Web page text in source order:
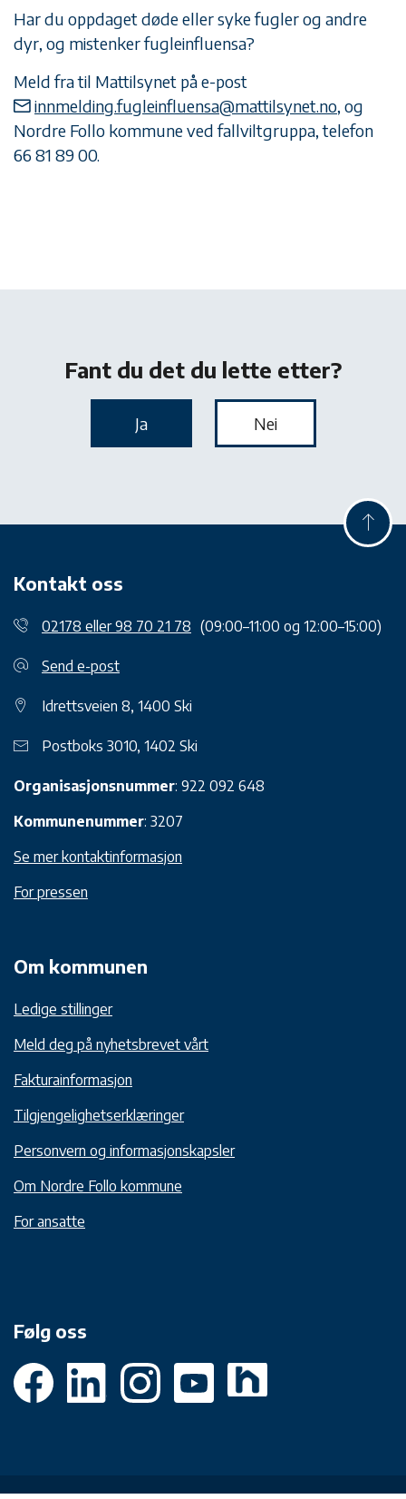
Har du oppdaget døde eller syke fugler og andre
dyr, og mistenker fugleinfluensa?
Meld fra til Mattilsynet på e-post
innmelding.fugleinfluensa@mattilsynet.no, og
Nordre Follo kommune ved fallviltgruppa, telefon
66 81 89 00.
Kontakt oss
02178 eller 98 70 21 78 (09:00–11:00 og 12:00–15:00)
Send e-post
Idrettsveien 8, 1400 Ski
Postboks 3010, 1402 Ski
Organisasjonsnummer: 922 092 648
Kommunenummer: 3207
Se mer kontaktinformasjon
For pressen
Om kommunen
Ledige stillinger
Meld deg på nyhetsbrevet vårt
Fakturainformasjon
Tilgjengelighetserklæringer
Personvern og informasjonskapsler
Om Nordre Follo kommune
For ansatte
Følg oss